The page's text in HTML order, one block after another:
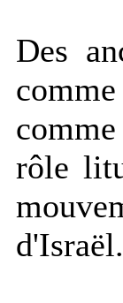
Des
rôle
d'Israël.